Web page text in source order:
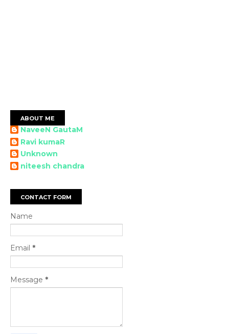
ABOUT ME
NaveeN GautaM
Ravi kumaR
Unknown
niteesh chandra
CONTACT FORM
Name
Email *
Message *